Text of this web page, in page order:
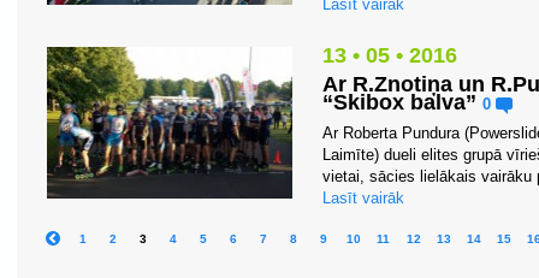
Lasīt vairāk
13 • 05 • 2016
Ar R.Znotiņa un
“Skibox balva” 0
Ar Roberta Pundura
Laimīte) dueli elites grupā
vietai, sācies lielākais
Lasīt vairāk
1 2 3 4 5 6 7 8 9 10 11 12 13 14 15